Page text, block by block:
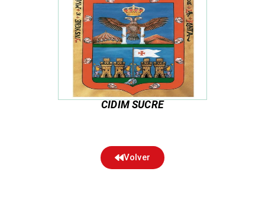
CIDIM SUCRE
Volver